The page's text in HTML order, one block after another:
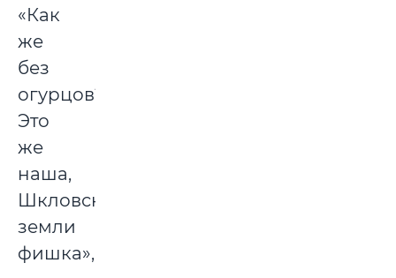
«Как
же
без
огурцов?
Это
же
наша,
Шкловской
земли
фишка»,